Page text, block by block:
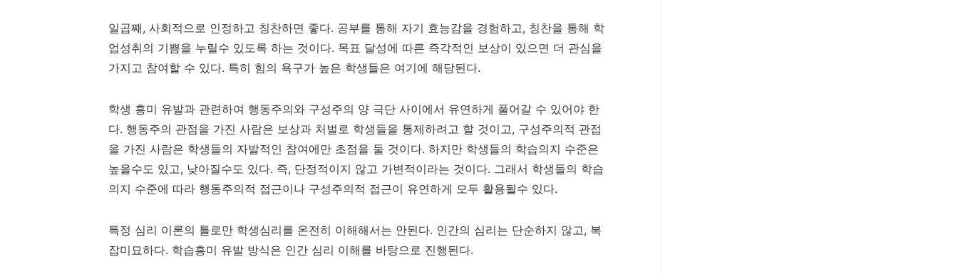
일곱째, 사회적으로 인정하고 칭찬하면 좋다. 공부를 통해 자기 효능감을 경험하고, 칭찬을 통해 학
업성취의 기쁨을 누릴수 있도록 하는 것이다. 목표 달성에 따른 즉각적인 보상이 있으면 더 관심을
가지고 참여할 수 있다. 특히 힘의 욕구가 높은 학생들은 여기에 해당된다.
학생 흥미 유발과 관련하여 행동주의와 구성주의 양 극단 사이에서 유연하게 풀어갈 수 있어야 한
다. 행동주의 관점을 가진 사람은 보상과 처벌로 학생들을 통제하려고 할 것이고, 구성주의적 관접
을 가진 사람은 학생들의 자발적인 참여에만 초점을 둘 것이다. 하지만 학생들의 학습의지 수준은
높을수도 있고, 낮아질수도 있다. 즉, 단정적이지 않고 가변적이라는 것이다. 그래서 학생들의 학습
의지 수준에 따라 행동주의적 접근이나 구성주의적 접근이 유연하게 모두 활용될수 있다.
특정 심리 이론의 틀로만 학생심리를 온전히 이해해서는 안된다. 인간의 심리는 단순하지 않고, 복
잡미묘하다. 학습흥미 유발 방식은 인간 심리 이해를 바탕으로 진행된다.